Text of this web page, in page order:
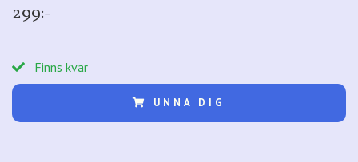
299:-
Finns kvar
UNNA DIG